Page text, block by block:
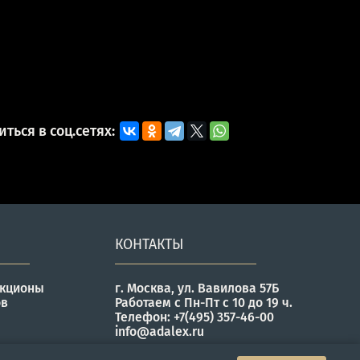
в соц.сетях:
КОНТАКТЫ
г. Москва, ул. Вавилова 57Б
Работаем с Пн-Пт с 10 до 19 ч.
Телефон: +7(495) 357-46-00
info@adalex.ru